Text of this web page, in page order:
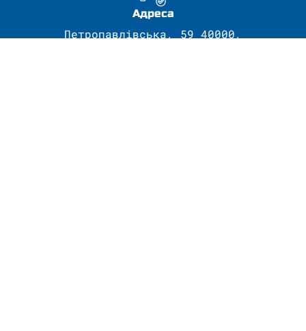
Адреса
Петропавлівська, 59 40000,